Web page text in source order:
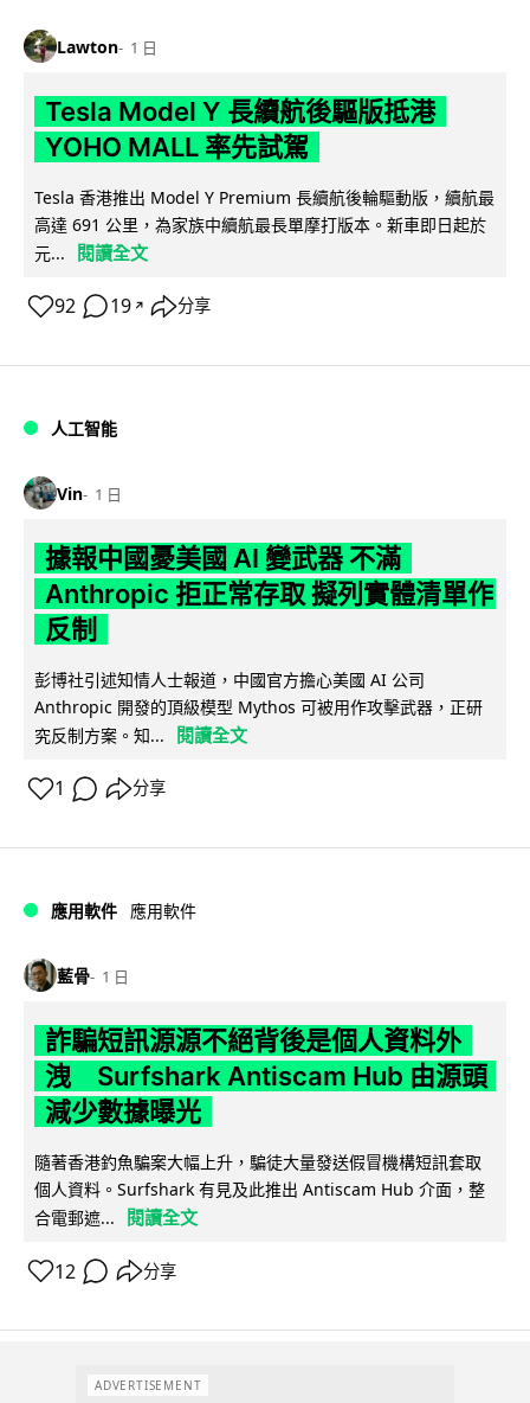
Lawton 1 日
Tesla Model Y 長續航後驅版抵港
YOHO MALL 率先試駕
Tesla 香港推出 Model Y Premium 長續航後輪驅動版，續航最
高達 691 公里，為家族中續航最長單摩打版本。新車即日起於
元...
閱讀全文
92 19 ↗ 分享
人工智能
Vin 1 日
據報中國憂美國 AI 變武器 不滿
Anthropic 拒正常存取 擬列實體清單作
反制
彭博社引述知情人士報道，中國官方擔心美國 AI 公司
Anthropic 開發的頂級模型 Mythos 可被用作攻擊武器，正研
究反制方案。知...
閱讀全文
1 分享
應用軟件 應用軟件
藍骨 1 日
詐騙短訊源源不絕背後是個人資料外
洩 Surfshark Antiscam Hub 由源頭
減少數據曝光
隨著香港釣魚騙案大幅上升，騙徒大量發送假冒機構短訊套取
個人資料。Surfshark 有見及此推出 Antiscam Hub 介面，整
合電郵遮...
閱讀全文
12 分享
ADVERTISEMENT